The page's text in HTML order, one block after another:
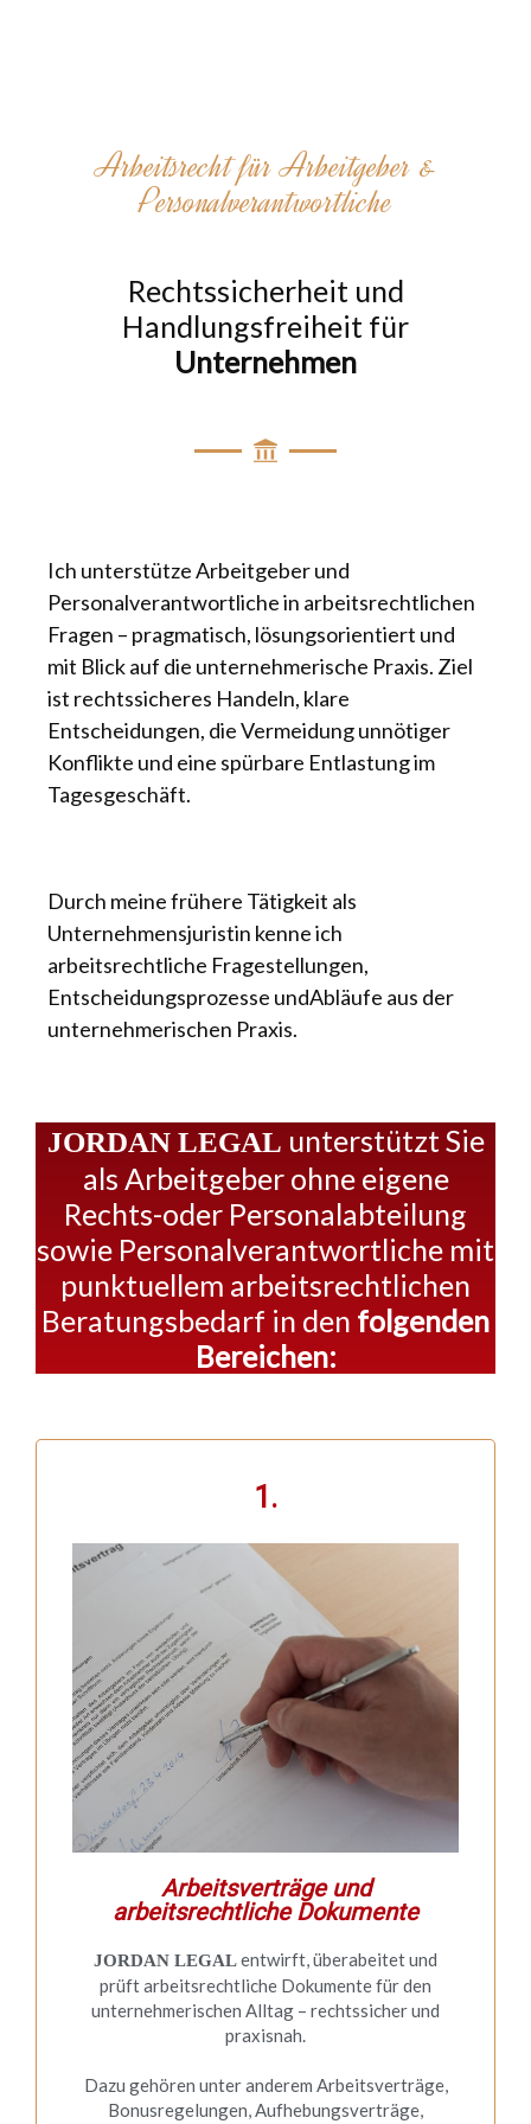
Arbeitsrecht für Arbeitgeber &
Personalverantwortliche
Rechtssicherheit und
Handlungsfreiheit für
Unternehmen
Ich unterstütze Arbeitgeber und
Personalverantwortliche in arbeitsrechtlichen
Fragen – pragmatisch, lösungsorientiert und
mit Blick auf die unternehmerische Praxis. Ziel
ist rechtssicheres Handeln, klare
Entscheidungen, die Vermeidung unnötiger
Konflikte und eine spürbare Entlastung im
Tagesgeschäft.
Durch meine frühere Tätigkeit als
Unternehmensjuristin kenne ich
arbeitsrechtliche Fragestellungen,
Entscheidungsprozesse undAbläufe aus der
unternehmerischen Praxis.
JORDAN LEGAL unterstützt Sie
als Arbeitgeber ohne eigene
Rechts-oder Personalabteilung
sowie Personalverantwortliche mit
punktuellem arbeitsrechtlichen
Beratungsbedarf in den folgenden
Bereichen:
1.
Arbeitsverträge und
arbeitsrechtliche Dokumente
JORDAN LEGALentwirft, überabeitet und
prüft arbeitsrechtliche Dokumente für den
unternehmerischen Alltag – rechtssicher und
praxisnah.
Dazu gehören unter anderem Arbeitsverträge,
Bonusregelungen, Aufhebungsverträge,